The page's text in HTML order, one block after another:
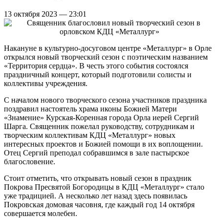
13 октября 2023 — 23:01
Накануне в культурно-досуговом центре «Металлург» в Орле
открылся новый творческий сезон с поэтическим названием
«Территория сердца». В честь этого события состоялся
праздничный концерт, который подготовили солисты и
коллективы учреждения.
С началом нового творческого сезона участников праздника
поздравил настоятель храма иконы Божией Матери
«Знамение» Курская-Коренная города Орла иерей Сергий
Шарга. Священник пожелал руководству, сотрудникам и
творческим коллективам КДЦ «Металлург» новых
интересных проектов и Божией помощи в их воплощении.
Отец Сергий преподал собравшимся в зале пастырское
благословение.
Стоит отметить, что открывать новый сезон в праздник
Покрова Пресвятой Богородицы в КДЦ «Металлург» стало
уже традицией. А несколько лет назад здесь появилась
Покровская домовая часовня, где каждый год 14 октября
совершается молебен.